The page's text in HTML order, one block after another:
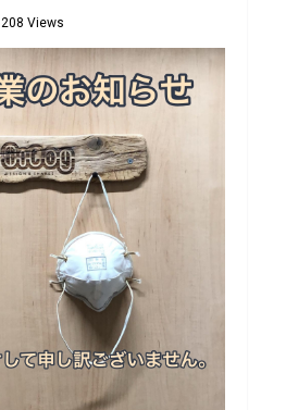
208 Views